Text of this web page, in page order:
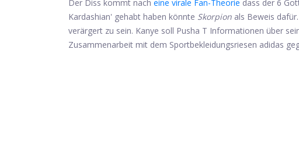
Der Diss kommt nach eine virale Fan-Theorie dass der 6
Kardashian' gehabt haben könnte Skorpion als Beweis
verärgert zu sein. Kanye soll Pusha T Informationen über
Zusammenarbeit mit dem Sportbekleidungsriesen adidas